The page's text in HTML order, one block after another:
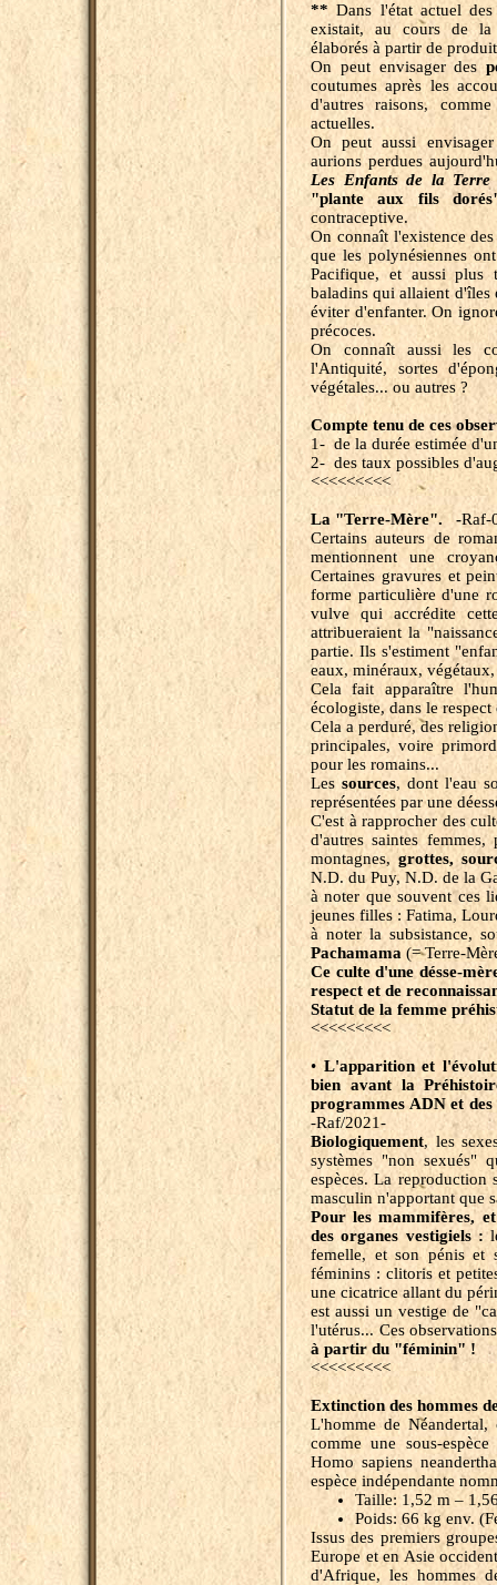
** Dans l'état actuel
existait, au cours de
élaborés à partir de
On peut envisager des
coutumes après les
d'autres raisons,
actuelles.
On peut aussi
aurions perdues
Les Enfants de la Terre
"plante
aux fils
contraceptive.
On connaît l'existence
que les polynésiennes
Pacifique, et aussi plus
baladins qui allaient d'îles
éviter d'enfanter. On
précoces.
On connaît aussi les
l'Antiquité, sortes
végétales... ou autres ?
Compte tenu de ces
1- de la durée estimée
2- des taux possibles
<<<<<<<<<
La "Terre-Mère". -Raf-
Certains auteurs de
mentionnent une
Certaines gravures et
forme particulière d'une
vulve qui accrédite
attribueraient la
partie. Ils s'estiment
eaux, minéraux,
Cela fait apparaître
écologiste, dans le
Cela a perduré, des
principales, voire
pour les romains...
Les sources, dont l'eau
représentées par une
C'est à rapprocher des
d'autres saintes
montagnes,grottes,
N.D. du Puy, N.D. de la
à noter que souvent ces
jeunes filles : Fatima,
à noter la subsistance,
Pachamama (= Terre-
Ce culte d'une désse-
respect et de
Statut de la femme
<<<<<<<<<
•L'apparition et
bien avant la
programmes ADN et
-Raf/2021-
Biologiquement, les
systèmes "non sexués"
espèces. La
masculin n'apportant que
Pour les mammifères,
des organes vestigiels :
femelle, et son pénis et
féminins : clitoris et
une cicatrice allant du
est aussi un vestige de
l'utérus... Ces
à partir du "féminin" !
<<<<<<<<<
Extinction des hommes
L'homme de Néandertal,
comme une sous-
Homo sapiens
espèce indépendante
Taille: 1,52 m –
Poids: 66 kg env.
Issus des premiers
Europe et en Asie
d'Afrique, les hommes